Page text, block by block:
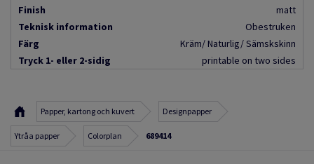
Finish
matt
Teknisk information
Obestruken
Färg
Kräm/ Naturlig/ Sämskskinn
Tryck 1- eller 2-sidig
printable on two sides
Papper, kartong och kuvert Designpapper
Ytråa papper Colorplan 689414